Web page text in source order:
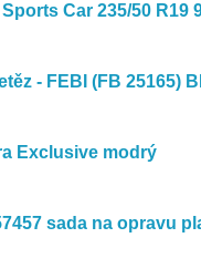
Car 235/50 R19
- FEBI (FB 25165)
Exclusive modrý
sada na opravu